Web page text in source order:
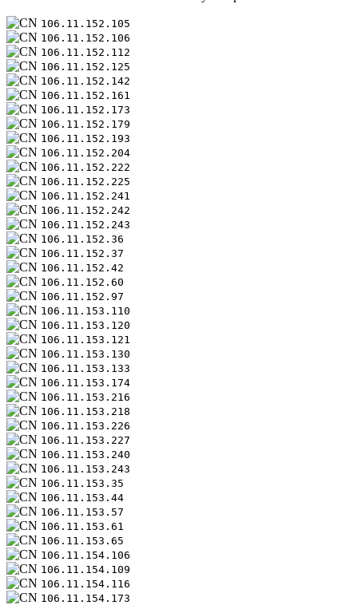
106.11.152.105
106.11.152.106
106.11.152.112
106.11.152.125
106.11.152.142
106.11.152.161
106.11.152.173
106.11.152.179
106.11.152.193
106.11.152.204
106.11.152.222
106.11.152.225
106.11.152.241
106.11.152.242
106.11.152.243
106.11.152.36
106.11.152.37
106.11.152.42
106.11.152.60
106.11.152.97
106.11.153.110
106.11.153.120
106.11.153.121
106.11.153.130
106.11.153.133
106.11.153.174
106.11.153.216
106.11.153.218
106.11.153.226
106.11.153.227
106.11.153.240
106.11.153.243
106.11.153.35
106.11.153.44
106.11.153.57
106.11.153.61
106.11.153.65
106.11.154.106
106.11.154.109
106.11.154.116
106.11.154.173